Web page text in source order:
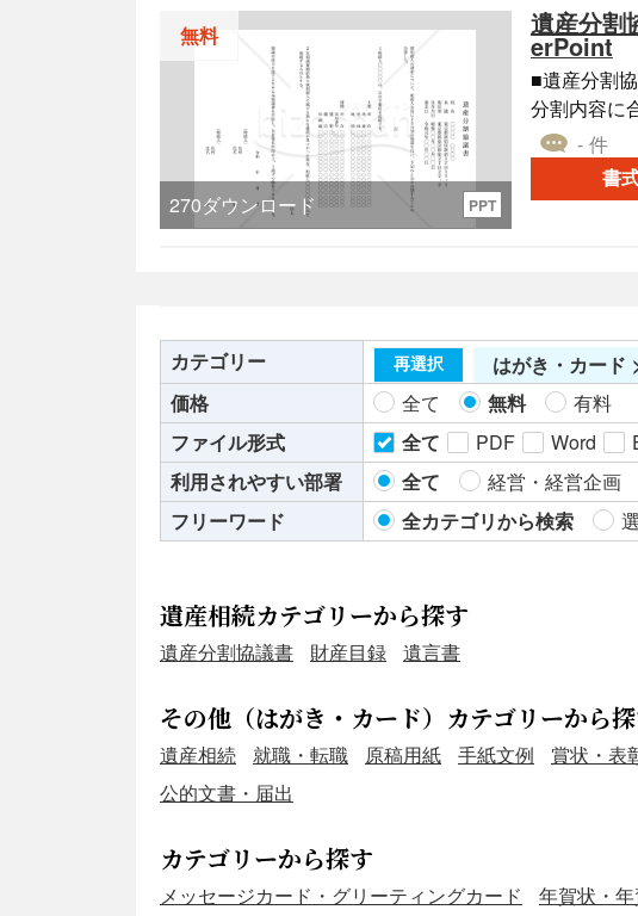
し、合意に
貯金以外に
て分割内容を
・相続人間
トラブルや誤
の相続手続
必要書類として提出し
れているた
・法的な効
が明確にな
ます。 こちらはPowerPointで作成した、銀行預貯金の分割に
ついて記載
ダウンロー
無料
270ダウンロード PPT
遺産分割
erPoint
■遺産分割
分割内容に
な不動産情報を記
人全員で不
割を行う場
する目的
め、登記所
続人間の
に防ぐ目的で利用します
き時に、相
ます。 ■利用するメリット ・書面として記録を残すことで、
相続人間の
ます。 ・不動産の名義変更や解約など、各種相続手続きが円
無料なので
- 件
書
カテゴリー 再選択
はがき・カード
価格
全て 無料
有料
ファイル形式
全て PDF Word
利用されやすい部署
全て 経営・経営企画
フリーワード
全カテゴリから検索
遺産相続カテゴリーから探す
遺産分割協議書 財産目録 遺言書
その他（はがき・カード）カテゴリーから
遺産相続 就職・転職 原稿用紙 手紙文例 賞状・表
公的文書・届出
カテゴリーから探す
メッセージカード・グリーティングカード 年賀状・